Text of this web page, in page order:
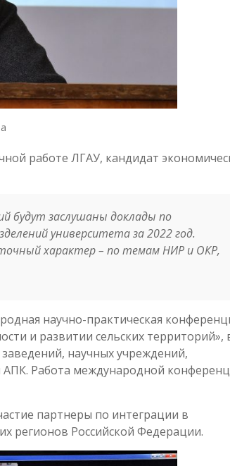
работе ЛГАУ, кандидат
будут заслушаны доклады по
университета за 2022 год.
характер – по темам НИР и ОКР,
научно-практическая
и развитии сельских территорий»,
научных учреждений,
АПК. Работа международной
партнеры по интеграции в
регионов Российской Федерации.